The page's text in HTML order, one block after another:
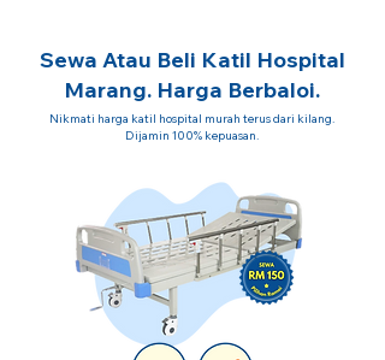
Sewa Atau Beli Katil Hospital
Marang. Harga Berbaloi.
Nikmati harga katil hospital murah terus dari kilang.
Dijamin 100% kepuasan.